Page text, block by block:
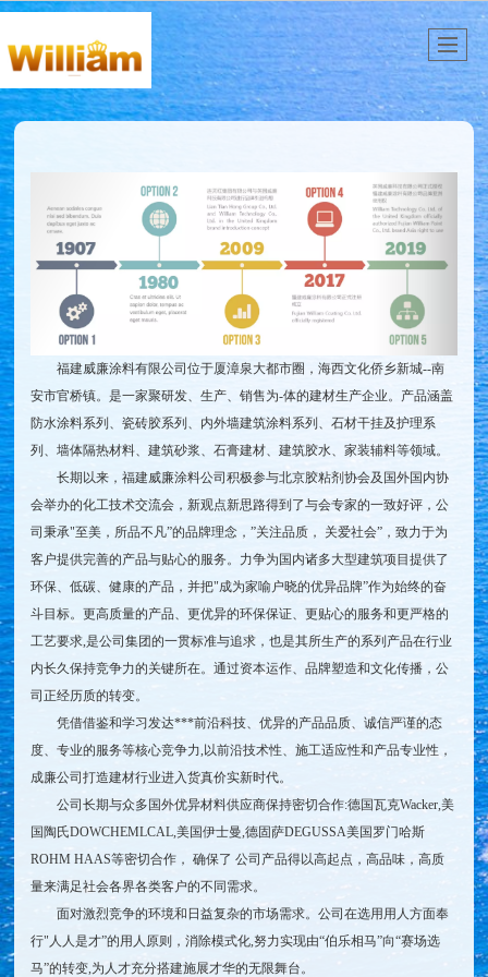
福建威廉涂料有限公司位于厦漳泉大都市圈，海西文化侨乡新城--南
安市官桥镇。是一家聚研发、生产、销售为-体的建材生产企业。产品涵盖
防水涂料系列、瓷砖胶系列、内外墙建筑涂料系列、石材干挂及护理系
列、墙体隔热材料、建筑砂浆、石膏建材、建筑胶水、家装辅料等领域。
长期以来，福建威廉涂料公司积极参与北京胶粘剂协会及国外国内协
会举办的化工技术交流会，新观点新思路得到了与会专家的一致好评，公
司秉承"至美，所品不凡”的品牌理念，”关注品质， 关爱社会”，致力于为
客户提供完善的产品与贴心的服务。力争为国内诸多大型建筑项目提供了
环保、低碳、健康的产品，并把"成为家喻户晓的优异品牌”作为始终的奋
斗目标。更高质量的产品、更优异的环保保证、更贴心的服务和更严格的
工艺要求,是公司集团的一贯标准与追求，也是其所生产的系列产品在行业
内长久保持竞争力的关键所在。通过资本运作、品牌塑造和文化传播，公
司正经历质的转变。
凭借借鉴和学习发达***前沿科技、优异的产品品质、诚信严谨的态
度、专业的服务等核心竞争力,以前沿技术性、施工适应性和产品专业性，
成廉公司打造建材行业进入货真价实新时代。
公司长期与众多国外优异材料供应商保持密切合作:德国瓦克Wacker,美
国陶氏DOWCHEMLCAL,美国伊士曼,德固萨DEGUSSA美国罗门哈斯
ROHM HAAS等密切合作， 确保了 公司产品得以高起点，高品味，高质
量来满足社会各界各类客户的不同需求。
面对激烈竞争的环境和日益复杂的市场需求。公司在选用用人方面奉
行"人人是才”的用人原则，消除模式化,努力实现由“伯乐相马”向“赛场选
马”的转变,为人才充分搭建施展才华的无限舞台。